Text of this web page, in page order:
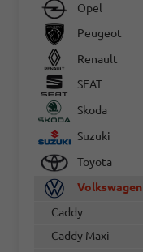
Opel
Peugeot
Renault
SEAT
Skoda
Suzuki
Toyota
Volkswagen
Caddy
Caddy Maxi